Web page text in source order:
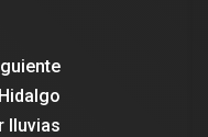
lluvias